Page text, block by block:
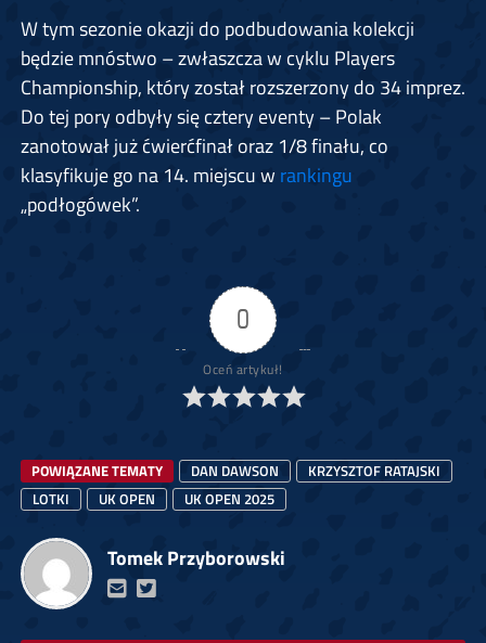
W tym sezonie okazji do podbudowania kolekcji
będzie mnóstwo – zwłaszcza w cyklu Players
Championship, który został rozszerzony do 34 imprez.
Do tej pory odbyły się cztery eventy – Polak
zanotował już ćwierćfinał oraz 1/8 finału, co
klasyfikuje go na 14. miejscu w rankingu
„podłogówek”.
0
Oceń artykuł!
POWIĄZANE TEMATY DAN DAWSON
KRZYSZTOF RATAJSKI
LOTKI
UK OPEN UK OPEN 2025
Tomek Przyborowski